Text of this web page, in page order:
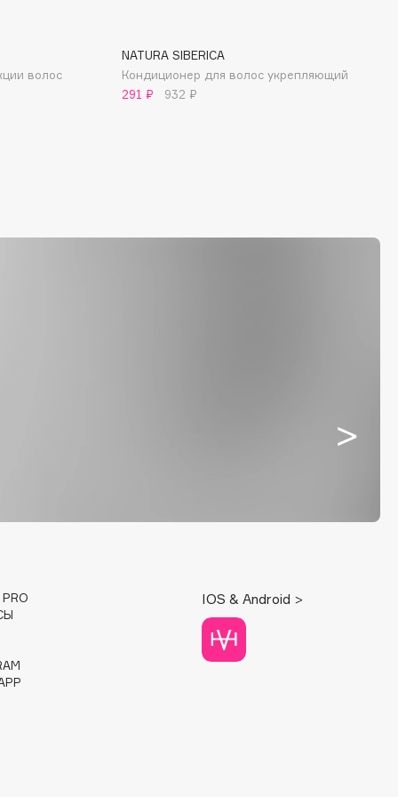
волос
NATURA SIBERICA
Кондиционер для волос укрепляющий
291 ₽
932 ₽
PRO
IOS & Android >